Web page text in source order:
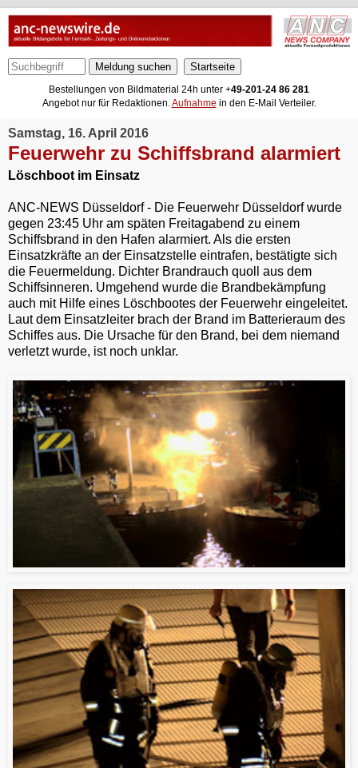
Meldung suchen
Bestellungen von Bildmaterial 24h unter +49-201-24 86 281
Angebot nur für Redaktionen.Aufnahme in den E-Mail Verteiler.
Samstag, 16. April 2016
Feuerwehr zu Schiffsbrand alarmiert
Löschboot im Einsatz
ANC-NEWS Düsseldorf - Die Feuerwehr Düsseldorf wurde
gegen 23:45 Uhr am späten Freitagabend zu einem
Schiffsbrand in den Hafen alarmiert. Als die ersten
Einsatzkräfte an der Einsatzstelle eintrafen, bestätigte sich
die Feuermeldung. Dichter Brandrauch quoll aus dem
Schiffsinneren. Umgehend wurde die Brandbekämpfung
auch mit Hilfe eines Löschbootes der Feuerwehr eingeleitet.
Laut dem Einsatzleiter brach der Brand im Batterieraum des
Schiffes aus. Die Ursache für den Brand, bei dem niemand
verletzt wurde, ist noch unklar.